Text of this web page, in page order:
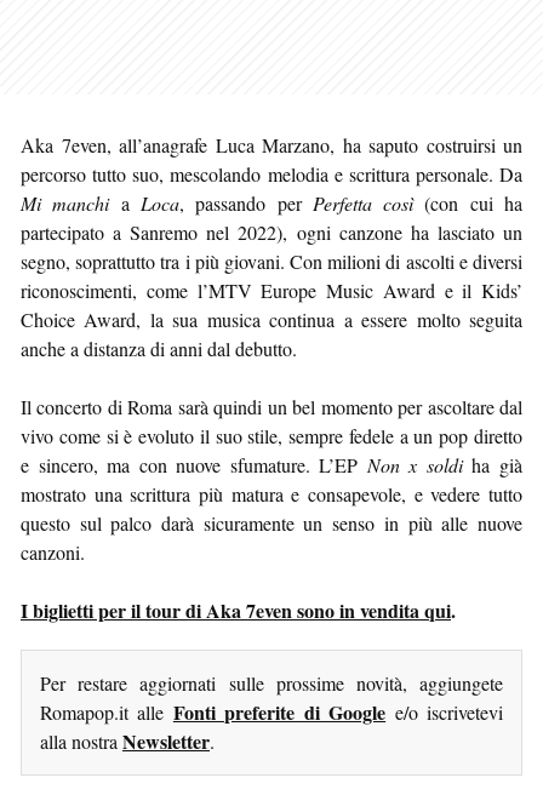
Aka 7even, all’anagrafe Luca Marzano, ha saputo costruirsi un
percorso tutto suo, mescolando melodia e scrittura personale. Da
Mi manchia Loca, passando per Perfetta così(con cui ha
partecipato a Sanremo nel 2022), ogni canzone ha lasciato un
segno, soprattutto tra i più giovani. Con milioni di ascolti e diversi
riconoscimenti, come l’MTV Europe Music Award e il Kids’
Choice Award, la sua musica continua a essere molto seguita
anche a distanza di anni dal debutto.
Il concerto di Roma sarà quindi un bel momento per ascoltare dal
vivo come si è evoluto il suo stile, sempre fedele a un pop diretto
e sincero, ma con nuove sfumature. L’EP Non x soldiha già
mostrato una scrittura più matura e consapevole, e vedere tutto
questo sul palco darà sicuramente un senso in più alle nuove
canzoni.
I biglietti per il tour di Aka 7even sono in vendita qui.
Per restare aggiornati sulle prossime novità, aggiungete
Romapop.it alle Fonti preferite di Google e/o iscrivetevi
alla nostra Newsletter.